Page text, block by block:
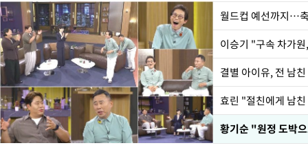
월드컵 예선까지…
이승기 "구속 차가
결별 아이유, 전 남
효린 "절친에게 남
황기순 "원정 도박